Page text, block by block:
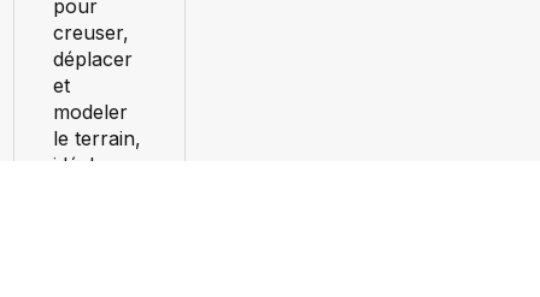
pour
creuser,
déplacer
et
modeler
le terrain,
idéales